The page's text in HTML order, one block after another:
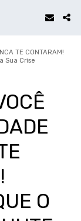
TE CONTARAM!
Sua Crise
O